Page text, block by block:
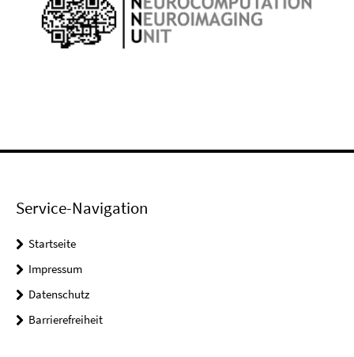
Service-Navigation
Startseite
Impressum
Datenschutz
Barrierefreiheit